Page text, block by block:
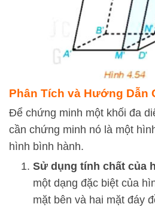
Phân Tích và Hướng Dẫn
Để chứng minh một khối đa
cần chứng minh nó là một
hình bình hành.
Sử dụng tính chất của
một dạng đặc biệt của
mặt bên và hai mặt đáy